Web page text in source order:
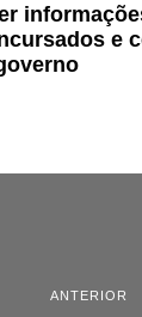
D
E
E
e
ANTERIOR